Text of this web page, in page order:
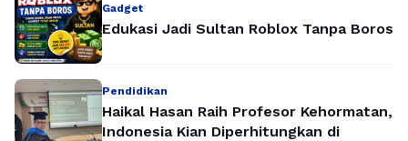
Gadget
Edukasi Jadi Sultan Roblox Tanpa Boros
Pendidikan
Haikal Hasan Raih Profesor Kehormatan,
Indonesia Kian Diperhitungkan di